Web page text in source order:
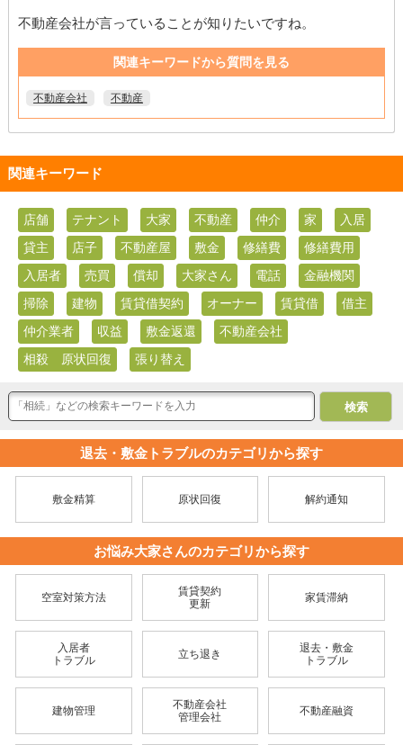
不動産会社が言っていることが知りたいですね。
関連キーワードから質問を見る
不動産会社 不動産
関連キーワード
店舗 テナント 大家 不動産 仲介 家
入居
貸主
店子 不動産屋 敷金 修繕費
修繕費用
入居者
売買 償却 大家さん 電話
金融機関
掃除
建物 賃貸借契約 オーナー 賃貸借
借主
仲介業者
収益 敷金返還
不動産会社
相殺 原状回復
張り替え
退去・敷金トラブルのカテゴリから探す
敷金精算 原状回復 解約通知
お悩み大家さんのカテゴリから探す
空室対策方法
賃貸契約
更新
家賃滞納
入居者
トラブル
立ち退き
退去・敷金
トラブル
建物管理
不動産会社
管理会社
不動産融資